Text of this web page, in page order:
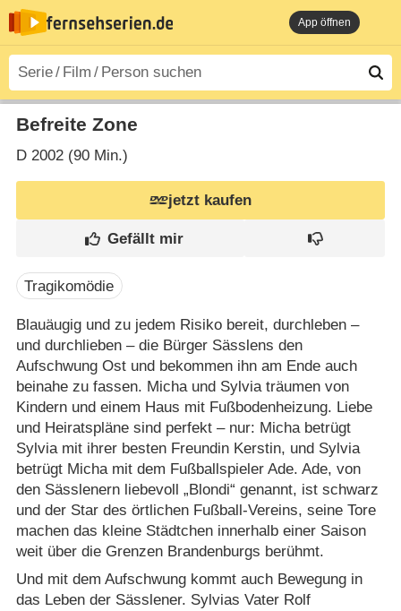
App öffnen
Befreite Zone
D2002 (90 Min.)
jetzt kaufen
Tragikomödie
Blauäugig und zu jedem Risiko bereit, durchleben –
und durchlieben – die Bürger Sässlens den
Aufschwung Ost und bekommen ihn am Ende auch
beinahe zu fassen. Micha und Sylvia träumen von
Kindern und einem Haus mit Fußbodenheizung. Liebe
und Heiratspläne sind perfekt – nur: Micha betrügt
Sylvia mit ihrer besten Freundin Kerstin, und Sylvia
betrügt Micha mit dem Fußballspieler Ade. Ade, von
den Sässlenern liebevoll „Blondi“ genannt, ist schwarz
und der Star des örtlichen Fußball-Vereins, seine Tore
machen das kleine Städtchen innerhalb einer Saison
weit über die Grenzen Brandenburgs berühmt.
Und mit dem Aufschwung kommt auch Bewegung in
das Leben der Sässlener. Sylvias Vater Rolf